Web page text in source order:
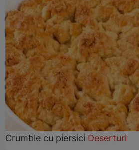
Crumble cu piersici Deserturi